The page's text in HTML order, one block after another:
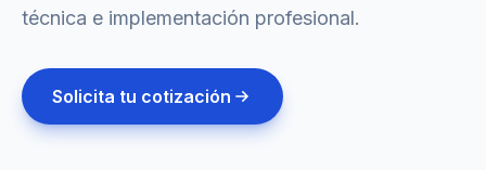
técnica e implementación profesional.
Solicita tu cotización